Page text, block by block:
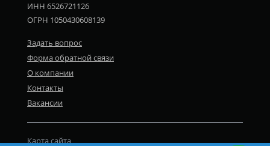
ИНН 6526721126
ОГРН 1050430608139
Задать вопрос
Форма обратной связи
О компании
Контакты
Вакансии
Карта сайта